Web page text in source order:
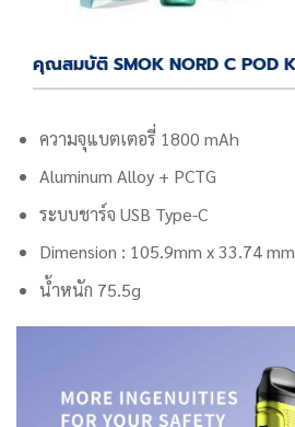
คุณสมบัติ SMOK NORD C POD
ความจุแบตเตอรี่ 1800 mAh
Aluminum Alloy + PCTG
ระบบชาร์จ USB Type-C
Dimension : 105.9mm x 33.74
น้ำหนัก 75.5g